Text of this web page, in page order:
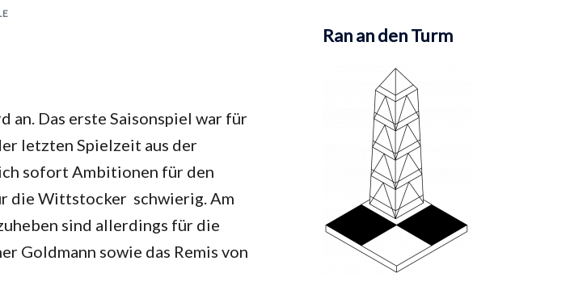
Das erste Saisonspiel war für
letzten Spielzeit aus der
sofort Ambitionen für den
die Wittstocker schwierig. Am
sind allerdings für die
Goldmann sowie das Remis von
Ran an den Turm